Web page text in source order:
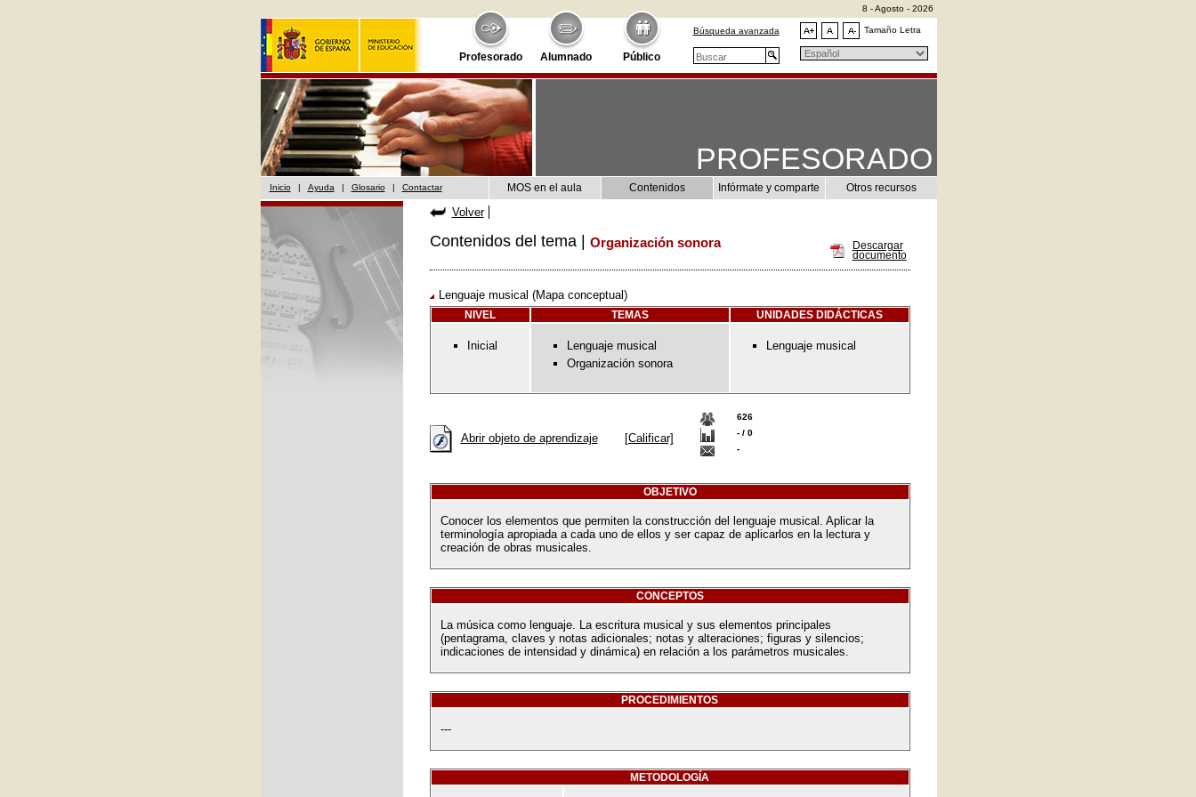
Profesorado Alumnado Público
8 - Agosto - 2026
Búsqueda avanzada Tamaño Letra
PROFESORADO
Inicio | Ayuda | Glosario | Contactar MOS en el aula Contenidos Infórmate y comparte Otros recursos
Volver
Descargar
documento
Contenidos del tema | Organización sonora
Lenguaje musical (Mapa conceptual)
NIVEL TEMAS UNIDADES DIDÁCTICAS
Inicial
Lenguaje musical
Organización sonora
Lenguaje musical
Abrir objeto de aprendizaje [Calificar]
626
- / 0
-
OBJETIVO
Conocer los elementos que permiten la construcción del lenguaje musical. Aplicar la
terminología apropiada a cada uno de ellos y ser capaz de aplicarlos en la lectura y
creación de obras musicales.
CONCEPTOS
La música como lenguaje. La escritura musical y sus elementos principales
(pentagrama, claves y notas adicionales; notas y alteraciones; figuras y silencios;
indicaciones de intensidad y dinámica) en relación a los parámetros musicales.
PROCEDIMIENTOS
---
METODOLOGÍA